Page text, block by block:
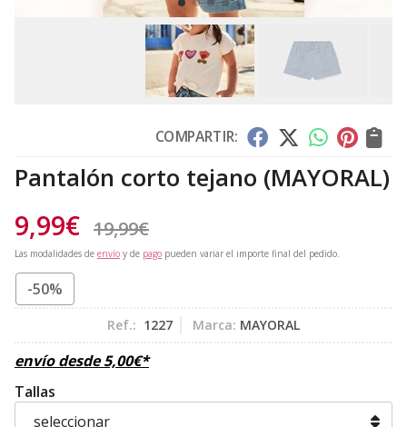
COMPARTIR:
Pantalón corto tejano (MAYORAL)
9,99€ 19,99€
Las modalidades de envío y de pago pueden variar el importe final del pedido.
-50%
Ref.: 1227 Marca: MAYORAL
envío desde5,00€*
Tallas